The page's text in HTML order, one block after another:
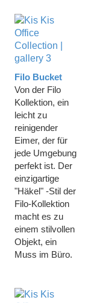
Filo Bucket
Von der Filo
Kollektion, ein
leicht zu
reinigender
Eimer, der für
jede Umgebung
perfekt ist. Der
einzigartige
"Häkel" -Stil der
Filo-Kollektion
macht es zu
einem stilvollen
Objekt, ein
Muss im Büro.